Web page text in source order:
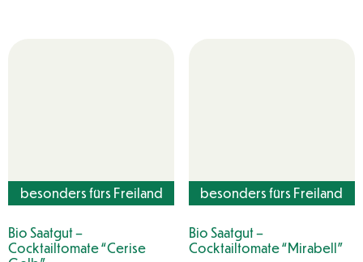
besonders fürs Freiland
Bio Saatgut –
Cocktailtomate “Cerise
besonders fürs Freiland
Bio Saatgut –
Cocktailtomate “Mirabell”